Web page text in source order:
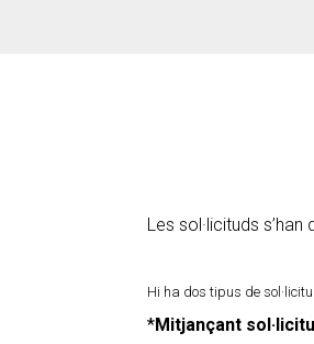
Les sol·licituds s’han
Hi ha dos tipus de
*Mitjançant